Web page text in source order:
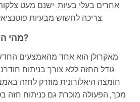
אחרים בעלי בעיות. ישנם מעט
צריכה לחשוש מבעיות פוטנציאליות משימוש בשתלים.
מהי הזרקה להגדלת חזה?
מאקרולן הוא אחד מהאמצעים
גודל החזה ללא צורך בניתוח
חומצה היאלורונית מוזרק לחזה
מכך, הפעולה מוכרת גם כניתוח חזה